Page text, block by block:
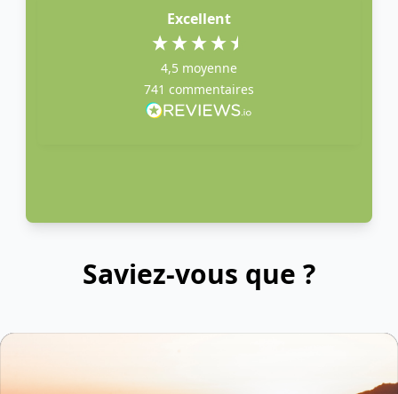
Excellent
4,5 moyenne
741 commentaires
Saviez-vous que ?